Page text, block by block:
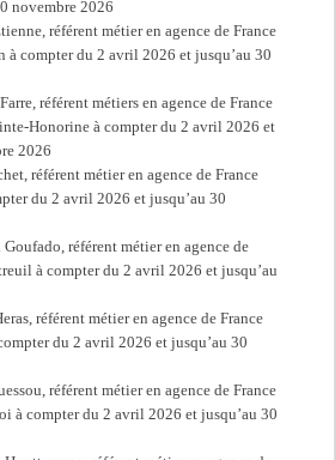
novembre 2026
référent métier en agence de France
à compter du 2 avril 2026 et jusqu’au 30
référent métiers en agence de France
Honorine à compter du 2 avril 2026 et
2026
référent métier en agence de France
du 2 avril 2026 et jusqu’au 30
référent métier en agence de
à compter du 2 avril 2026 et jusqu’au
référent métier en agence de France
du 2 avril 2026 et jusqu’au 30
référent métier en agence de France
à compter du 2 avril 2026 et jusqu’au 30